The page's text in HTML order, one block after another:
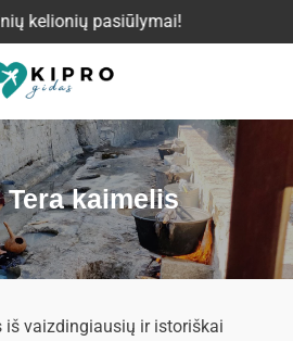
Ekskursijos lietuvių
kaimelis
iš vaizdingiausių ir istoriškai